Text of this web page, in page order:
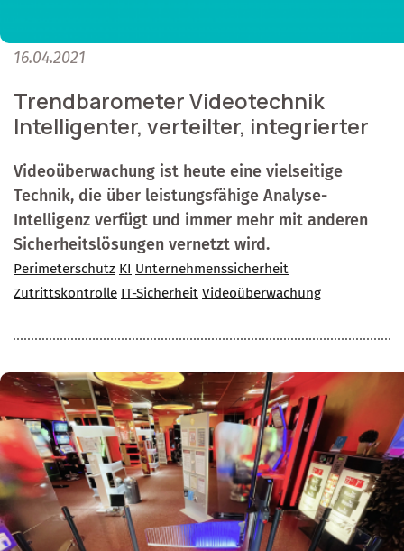
16.04.2021
Trendbarometer Videotechnik
Intelligenter, verteilter, integrierter
Videoüberwachung ist heute eine vielseitige
Technik, die über leistungsfähige Analyse-
Intelligenz verfügt und immer mehr mit anderen
Sicherheitslösungen vernetzt wird.
Perimeterschutz KI Unternehmenssicherheit
Zutrittskontrolle IT-Sicherheit Videoüberwachung